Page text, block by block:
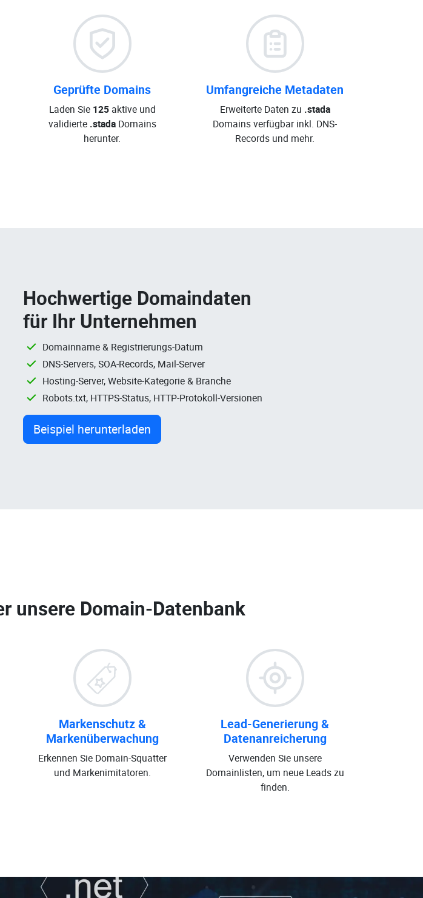
Geprüfte Domains
Laden Sie 125aktive und
validierte .stadaDomains
herunter.
Umfangreiche Metadaten
Erweiterte Daten zu .stada
Domains verfügbar inkl. DNS-
Records und mehr.
Hochwertige Domaindaten
für Ihr Unternehmen
Domainname & Registrierungs-Datum
DNS-Servers, SOA-Records, Mail-Server
Hosting-Server, Website-Kategorie & Branche
Robots.txt, HTTPS-Status, HTTP-Protokoll-Versionen
Beispiel herunterladen
unsere Domain-Datenbank
Markenschutz &
Markenüberwachung
Erkennen Sie Domain-Squatter
und Markenimitatoren.
Lead-Generierung &
Datenanreicherung
Verwenden Sie unsere
Domainlisten, um neue Leads zu
finden.